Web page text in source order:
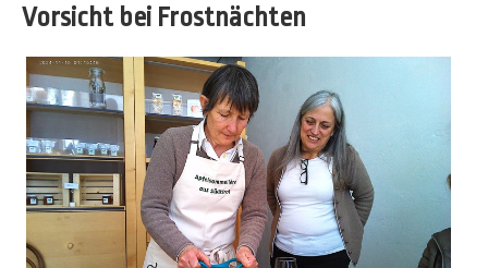
Vorsicht bei Frostnächten